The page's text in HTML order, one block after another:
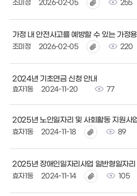
조미정 2026-02-05 255
가정 내 안전사고를 예방할 수 있는 가정
조미정 2026-02-05 220
2024년 기초연금 신청 안내
효자1동 2024-11-20 77
2025년 노인일자리 및 사회활동 지원사
효자1동 2024-11-18 89
2025년 장애인일자리사업 일반형일자리
효자1동 2024-11-14 105